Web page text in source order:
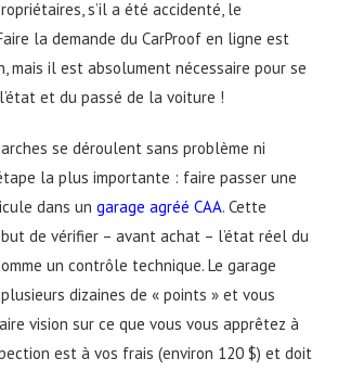
s’il a été accidenté, le
la demande du CarProof en ligne est
mais il est absolument nécessaire pour se
et du passé de la voiture !
se déroulent sans problème ni
la plus importante : faire passer une
dans ungarage agréé CAA. Cette
de vérifier – avant achat – l’état réel du
un contrôle technique. Le garage
dizaines de « points » et vous
vision sur ce que vous vous apprêtez à
est à vos frais (environ 120 $) et doit